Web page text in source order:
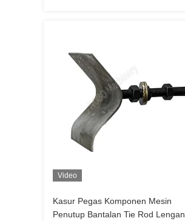
Video
Kasur Pegas Komponen Mesin
Penutup Bantalan Tie Rod Lengan